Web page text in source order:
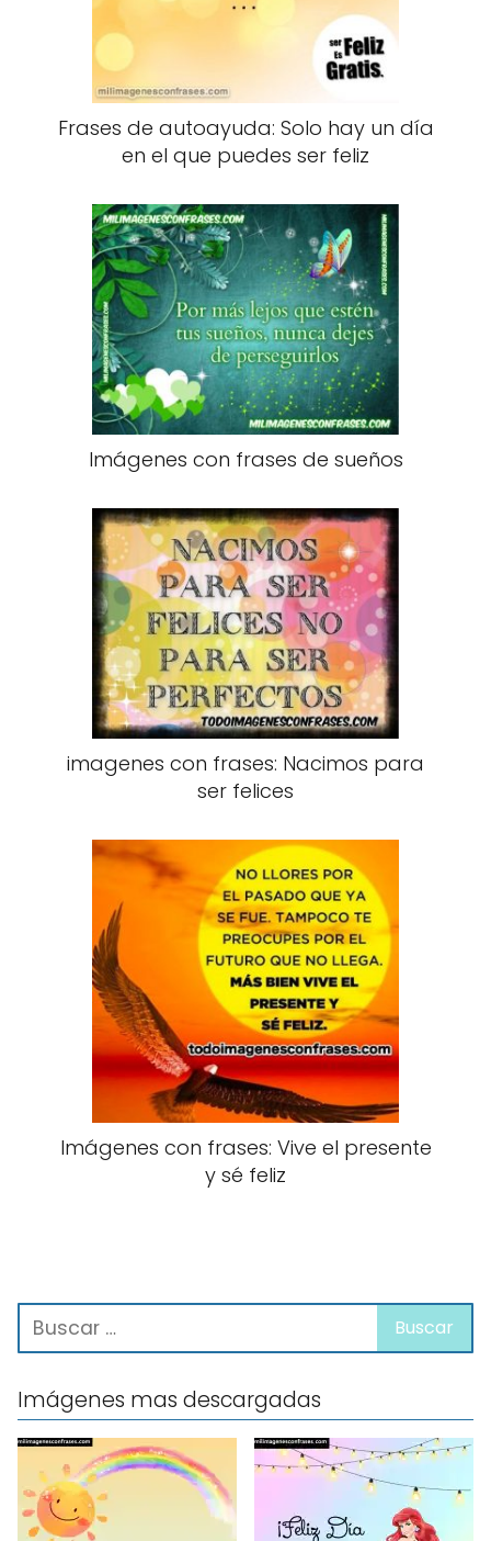
Frases de autoayuda: Solo hay un día
en el que puedes ser feliz
Imágenes con frases de sueños
imagenes con frases: Nacimos para
ser felices
Imágenes con frases: Vive el presente
y sé feliz
Imágenes mas descargadas